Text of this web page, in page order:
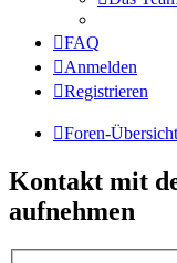
FAQ
Anmelden
Registrieren
Foren-Übersicht
Kontakt mit
aufnehmen